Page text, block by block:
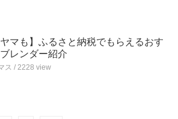
ヤマも】ふるさと納税でもらえるおす
レンダー紹介
ス / 2228 view